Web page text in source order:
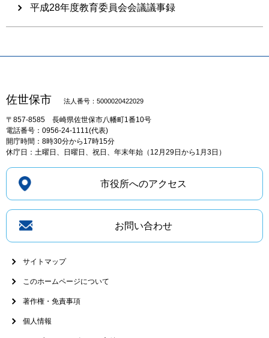
平成28年度教育委員会会議議事録
佐世保市 法人番号：5000020422029
〒857-8585 長崎県佐世保市八幡町1番10号
電話番号：0956-24-1111(代表)
開庁時間：8時30分から17時15分
休庁日：土曜日、日曜日、祝日、年末年始（12月29日から1月3日）
市役所へのアクセス
お問い合わせ
サイトマップ
このホームページについて
著作権・免責事項
個人情報